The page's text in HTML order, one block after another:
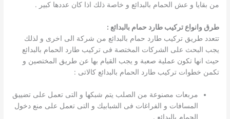
من بقايا و عش الحمام بالبدائع و خاصة ذلك اذا كان عددها كبير .
طرق وانواع تركيب طارد حمام بالبدائع :
تتعدد طريق تركيب طارد حمام بالبدائع من شركة الى اخرى و لذلك
يجب البحث على الشركات المختصة فى تركيب طارد الحمام بالبدائع
حيث انها تكون عملية صعبة و يجب القيام بها عن طريق المختصين و
تكمن خطوات تركيب طارد الحمام بالبدائع كالاتى :
مربعات مصنوعة من الصلب يتم شبكها و التى تعمل على تضييق
المسافات و الفراغات فى الشبابيك و التى تعمل على منع دخول
الحمام بالبدائع .